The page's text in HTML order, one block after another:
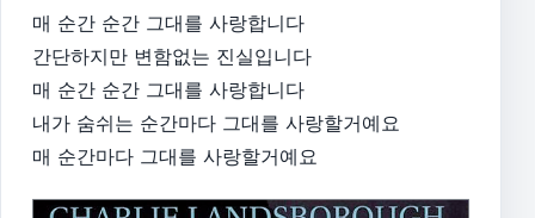
매 순간 순간 그대를 사랑합니다
간단하지만 변함없는 진실입니다
매 순간 순간 그대를 사랑합니다
내가 숨쉬는 순간마다 그대를 사랑할거예요
매 순간마다 그대를 사랑할거예요